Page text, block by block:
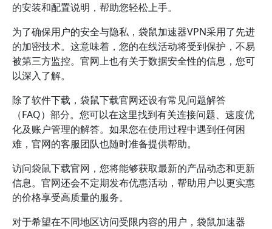
的安装和配置说明，帮助您轻松上手。
为了确保用户的安全与隐私，袋鼠加速器VPN采用了先进
的加密技术。这意味着，您的在线活动将受到保护，不易
被第三方监控。官网上也有关于数据安全性的信息，您可
以深入了解。
除了软件下载，袋鼠下载官网还设有常见问题解答
（FAQ）部分。您可以在这里找到有关连接问题、速度优
化及账户管理的解答。如果您在使用过程中遇到任何困
难，官网的客服团队也随时准备提供帮助。
访问袋鼠下载官网，您将能够获取最新的产品动态和更新
信息。官网还会不定期发布优惠活动，帮助用户以更实惠
的价格享受高质量的服务。
对于希望在不同地区访问受限内容的用户，袋鼠加速器